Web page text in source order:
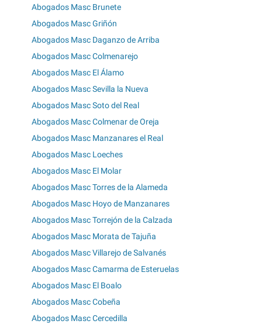
Abogados Masc Brunete
Abogados Masc Griñón
Abogados Masc Daganzo de Arriba
Abogados Masc Colmenarejo
Abogados Masc El Álamo
Abogados Masc Sevilla la Nueva
Abogados Masc Soto del Real
Abogados Masc Colmenar de Oreja
Abogados Masc Manzanares el Real
Abogados Masc Loeches
Abogados Masc El Molar
Abogados Masc Torres de la Alameda
Abogados Masc Hoyo de Manzanares
Abogados Masc Torrejón de la Calzada
Abogados Masc Morata de Tajuña
Abogados Masc Villarejo de Salvanés
Abogados Masc Camarma de Esteruelas
Abogados Masc El Boalo
Abogados Masc Cobeña
Abogados Masc Cercedilla